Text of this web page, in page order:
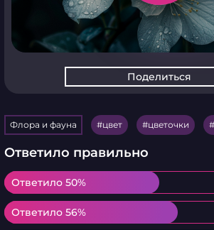
Поделиться
Флора и фауна цвет цветочки
Ответило правильно
Ответило 50%
Ответило 50%
Ответило 56%
Ответило 56%